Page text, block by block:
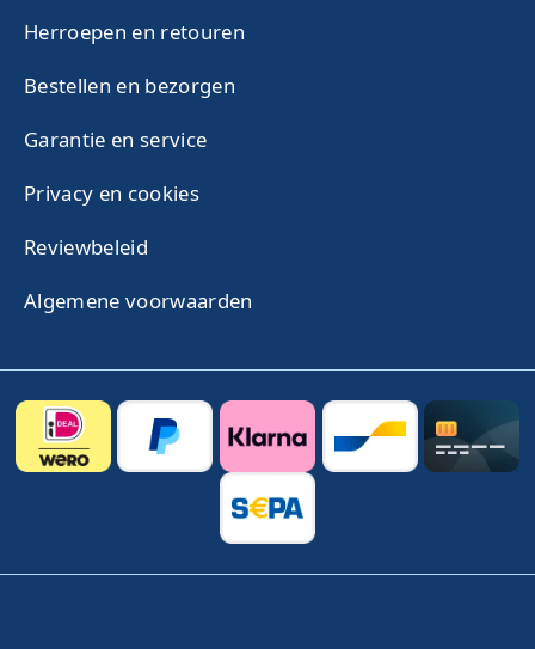
Herroepen en retouren
Bestellen en bezorgen
Garantie en service
Privacy en cookies
Reviewbeleid
Algemene voorwaarden